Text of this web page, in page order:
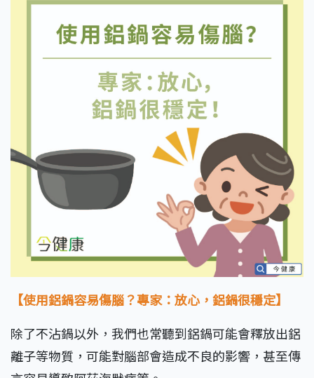
【使用鋁鍋容易傷腦？專家：放心，鋁鍋很穩定】
除了不沾鍋以外，我們也常聽到鋁鍋可能會釋放出鋁
離子等物質，可能對腦部會造成不良的影響，甚至傳